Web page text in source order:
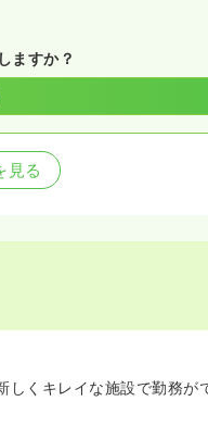
ますか？
見る
くキレイな施設で勤務が